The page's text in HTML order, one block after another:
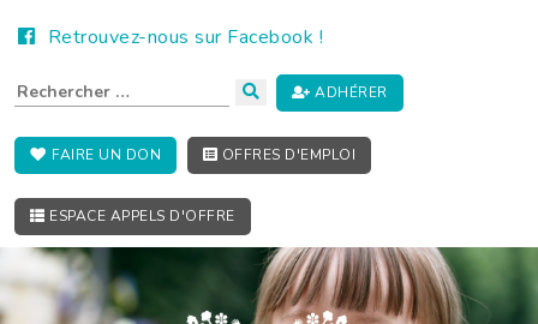
Retrouvez-nous sur Facebook !
ADHÉRER
FAIRE UN DON OFFRES D'EMPLOI
ESPACE APPELS D'OFFRE